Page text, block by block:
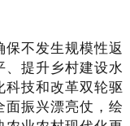
不发生规模性返
提升乡村建设水
科技和改革双轮驱
振兴漂亮仗，绘